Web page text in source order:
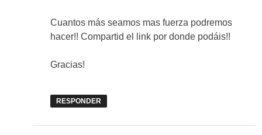
Cuantos más seamos mas fuerza podremos
hacer!! Compartid el link por donde podáis!!
Gracias!
RESPONDER